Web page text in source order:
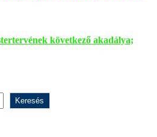
következő akadálya;
Keresés